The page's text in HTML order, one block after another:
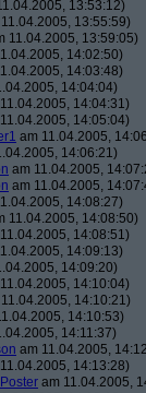
13:53:12)
13:55:59)
11.04.2005, 13:59:05)
14:02:50)
14:03:48)
14:04:04)
14:04:31)
14:05:04)
am 11.04.2005,
14:06:21)
am 11.04.2005,
am 11.04.2005,
14:08:27)
11.04.2005, 14:08:50)
14:08:51)
14:09:13)
14:09:20)
14:10:04)
14:10:21)
14:10:53)
14:11:37)
am 11.04.2005,
14:13:28)
am 11.04.2005,